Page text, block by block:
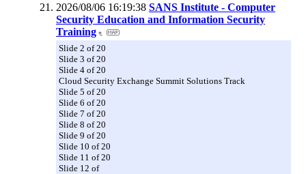
2026/08/06 16:19:38 SANS Institute - Computer
Security Education and Information Security
Training
Slide 2 of 20
Slide 3 of 20
Slide 4 of 20
Cloud Security Exchange Summit Solutions Track
Slide 5 of 20
Slide 6 of 20
Slide 7 of 20
Slide 8 of 20
Slide 9 of 20
Slide 10 of 20
Slide 11 of 20
Slide 12 of